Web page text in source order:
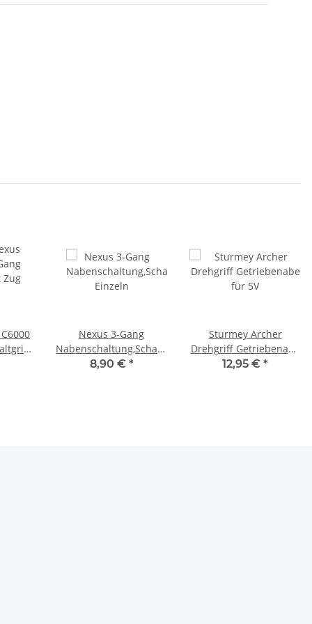
Nexus 3-Gang
Nabenschaltung,Schaltbox
Einzeln
8,90 € *
Sturmey Archer
Drehgriff Getriebenabe
für 5V
12,95 € *